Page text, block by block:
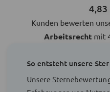
Kunden bewerten
Arbeitsrechtmit
So entsteht unsere
Unsere